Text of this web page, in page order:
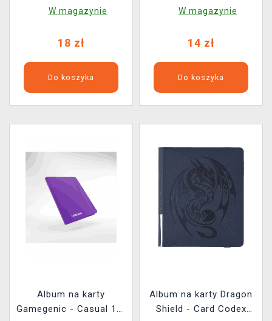
Common Standard
szt.)
W magazynie
18 zł
Do koszyka
American Mini
szt.)
W magazynie
14 zł
Do koszyka
Album na karty
Gamegenic - Casual 18-
Album na karty Dragon
Shield - Card Codex